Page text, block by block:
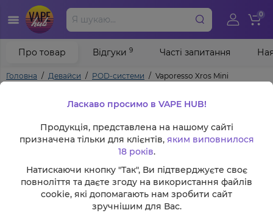
0
Головна Девайси POD-системи Vaporesso Xros Mini
Про товар Відгуки 9 Часті запитання
Ласкаво просимо в VAPE HUB!
Продукція, представлена на нашому сайті
призначена тільки для клієнтів, яким виповнилося
18 років.
Натискаючи кнопку "Так", Ви підтверджуєте своє
повноліття та даєте згоду на використання файлів
cookie, які допомагають нам зробити сайт
зручнішим для Вас.